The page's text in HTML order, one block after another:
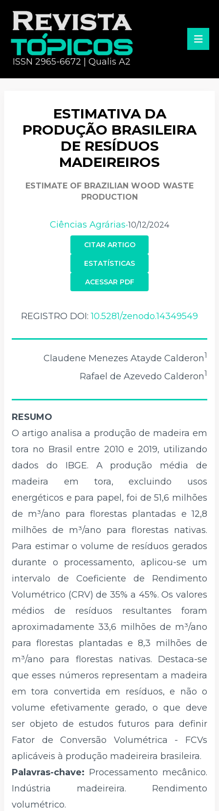
ISSN 2965-6672 | Qualis A2
ESTIMATIVA DA
PRODUÇÃO BRASILEIRA
DE RESÍDUOS
MADEIREIROS
ESTIMATE OF BRAZILIAN WOOD WASTE
PRODUCTION
Ciências Agrárias•10/12/2024
CITAR ARTIGO
ACESSAR PDF
ESTATÍSTICAS
REGISTRO DOI:10.5281/zenodo.14349549
Claudene Menezes Atayde Calderon1
Rafael de Azevedo Calderon1
RESUMO
O artigo analisa a produção de madeira em
tora no Brasil entre 2010 e 2019, utilizando
dados do IBGE. A produção média de
madeira em tora, excluindo usos
energéticos e para papel, foi de 51,6 milhões
de m³/ano para florestas plantadas e 12,8
milhões de m³/ano para florestas nativas.
Para estimar o volume de resíduos gerados
durante o processamento, aplicou-se um
intervalo de Coeficiente de Rendimento
Volumétrico (CRV) de 35% a 45%. Os valores
médios de resíduos resultantes foram
aproximadamente 33,6 milhões de m³/ano
para florestas plantadas e 8,3 milhões de
m³/ano para florestas nativas. Destaca-se
que esses números representam a madeira
em tora convertida em resíduos, e não o
volume efetivamente gerado, o que deve
ser objeto de estudos futuros para definir
Fator de Conversão Volumétrica - FCVs
aplicáveis à produção madeireira brasileira.
Palavras-chave: Processamento mecânico.
Indústria madeireira. Rendimento
volumétrico.